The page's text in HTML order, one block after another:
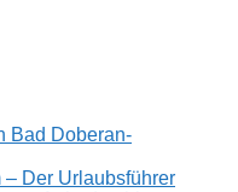
Bad Doberan-
Der Urlaubsführer